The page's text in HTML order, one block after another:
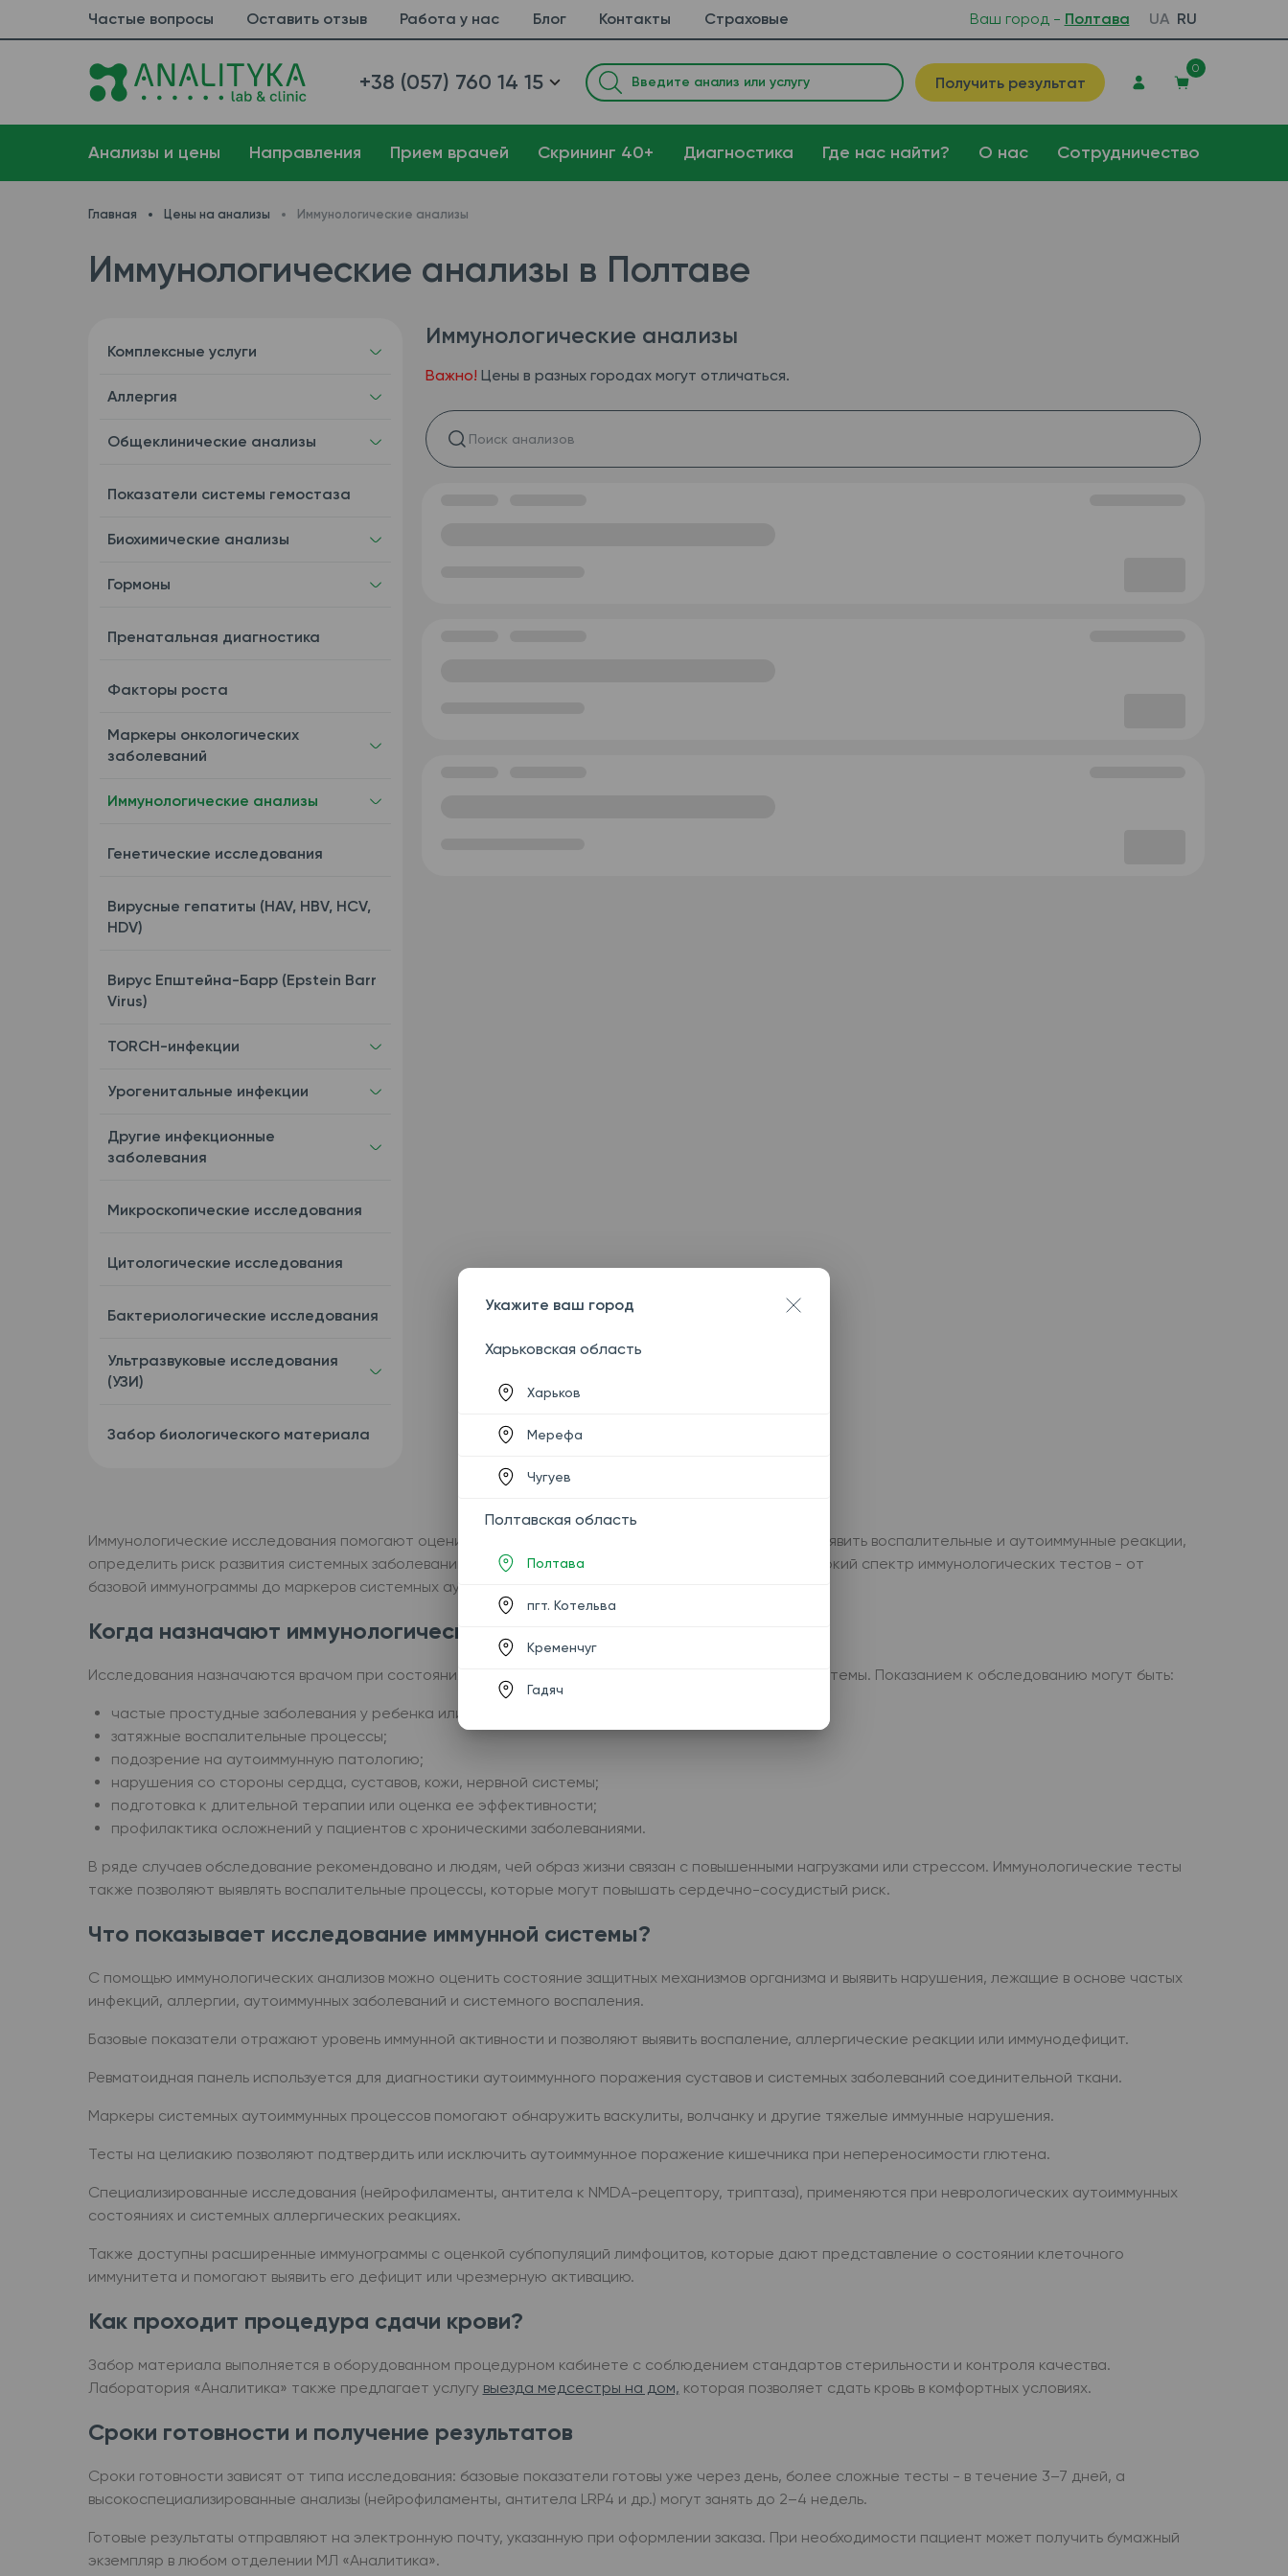
Частые вопросы Оставить отзыв Работа у нас Блог Контакты Страховые Ваш город - Полтава UA RU
+38 (057) 760 14 15 Получить результат
0
Анализы и цены Направления Прием врачей Cкрининг 40+ Диагностика Где нас найти? О нас Сотрудничество
Главная Цены на анализы Иммунологические анализы
Иммунологические анализы в Полтаве
Комплексные услуги
Аллергия
Общеклинические анализы
Показатели системы гемостаза
Биохимические анализы
Гормоны
Пренатальная диагностика
Факторы роста
Маркеры онкологических
заболеваний
Иммунологические анализы
Генетические исследования
Вирусные гепатиты (HAV, HBV, HCV,
HDV)
Вирус Епштейна-Барр (Epstein Barr
Virus)
TORCH-инфекции
Урогенитальные инфекции
Другие инфекционные
заболевания
Микроскопические исследования
Цитологические исследования
Бактериологические исследования
Ультразвуковые исследования
(УЗИ)
Забор биологического материала
Иммунологические анализы
Важно! Цены в разных городах могут отличаться.
Иммунологические исследования помогают оценить состояние защитных механизмов организма, выявить воспалительные и аутоиммунные реакции,
определить риск развития системных заболеваний. В МЛ «Аналитика» в Харькове представлен широкий спектр иммунологических тестов - от
базовой иммунограммы до маркеров системных аутоиммунных расстройств.
Когда назначают иммунологические анализы?
Исследования назначаются врачом при состояниях, когда требуется оценить работу иммунной системы. Показанием к обследованию могут быть:
частые простудные заболевания у ребенка или взрослого;
затяжные воспалительные процессы;
подозрение на аутоиммунную патологию;
нарушения со стороны сердца, суставов, кожи, нервной системы;
подготовка к длительной терапии или оценка ее эффективности;
профилактика осложнений у пациентов с хроническими заболеваниями.
В ряде случаев обследование рекомендовано и людям, чей образ жизни связан с повышенными нагрузками или стрессом. Иммунологические тесты
также позволяют выявлять воспалительные процессы, которые могут повышать сердечно-сосудистый риск.
Что показывает исследование иммунной системы?
С помощью иммунологических анализов можно оценить состояние защитных механизмов организма и выявить нарушения, лежащие в основе частых
инфекций, аллергии, аутоиммунных заболеваний и системного воспаления.
Базовые показатели отражают уровень иммунной активности и позволяют выявить воспаление, аллергические реакции или иммунодефицит.
Ревматоидная панель используется для диагностики аутоиммунного поражения суставов и системных заболеваний соединительной ткани.
Маркеры системных аутоиммунных процессов помогают обнаружить васкулиты, волчанку и другие тяжелые иммунные нарушения.
Тесты на целиакию позволяют подтвердить или исключить аутоиммунное поражение кишечника при непереносимости глютена.
Специализированные исследования (нейрофиламенты, антитела к NMDA-рецептору, триптаза), применяются при неврологических аутоиммунных
состояниях и системных аллергических реакциях.
Также доступны расширенные иммунограммы с оценкой субпопуляций лимфоцитов, которые дают представление о состоянии клеточного
иммунитета и помогают выявить его дефицит или чрезмерную активацию.
Как проходит процедура сдачи крови?
Забор материала выполняется в оборудованном процедурном кабинете с соблюдением стандартов стерильности и контроля качества.
Лаборатория «Аналитика» также предлагает услугу выезда медсестры на дом, которая позволяет сдать кровь в комфортных условиях.
Сроки готовности и получение результатов
Сроки готовности зависят от типа исследования: базовые показатели готовы уже через день, более сложные тесты - в течение 3–7 дней, а
высокоспециализированные анализы (нейрофиламенты, антитела LRP4 и др.) могут занять до 2–4 недель.
Готовые результаты отправляют на электронную почту, указанную при оформлении заказа. При необходимости пациент может получить бумажный
экземпляр в любом отделении МЛ «Аналитика».
Укажите ваш город
Харьковская область
Харьков
Мерефа
Чугуев
Полтавская область
Полтава
пгт. Котельва
Кременчуг
Гадяч